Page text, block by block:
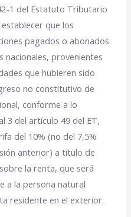
1 del Estatuto Tributario
que los
pagados o abonados
nacionales, provenientes
que hubieren sido
no constitutivo de
conforme a lo
3 del artículo 49 del ET,
del 10% (no del 7,5%
anterior) a título de
la renta, que será
a la persona natural
residente en el exterior.